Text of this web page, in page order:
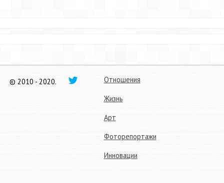
© 2010 - 2020.
Отношения
Жизнь
Арт
Фоторепортажи
Инновации